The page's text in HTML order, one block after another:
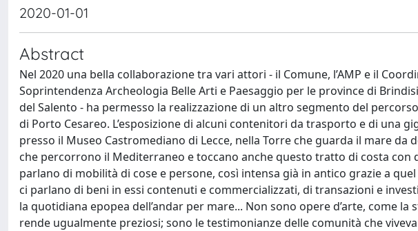
2020-01-01
Abstract
Nel 2020 una bella collaborazione tra vari attori - il Comune, l’AMP e il
Soprintendenza Archeologia Belle Arti e Paesaggio per le province di
del Salento - ha permesso la realizzazione di un altro segmento del
di Porto Cesareo. L’esposizione di alcuni contenitori da trasporto e di una
presso il Museo Castromediano di Lecce, nella Torre che guarda il mare
che percorrono il Mediterraneo e toccano anche questo tratto di costa con
parlano di mobilità di cose e persone, così intensa già in antico grazie a
ci parlano di beni in essi contenuti e commercializzati, di transazioni e
la quotidiana epopea dell’andar per mare... Non sono opere d’arte, come
rende ugualmente preziosi; sono le testimonianze delle comunità che